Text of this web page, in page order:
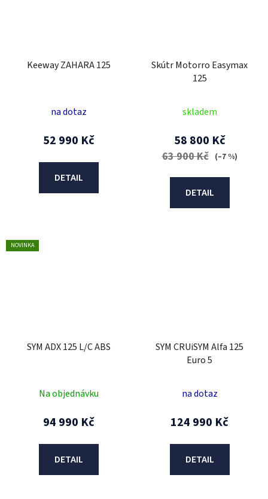
Keeway ZAHARA 125
na dotaz
52 990 Kč
DETAIL
Skútr Motorro Easymax
125
skladem
58 800 Kč
63 900 Kč (–7 %)
DETAIL
NOVINKA
SYM ADX 125 L/C ABS
Na objednávku
94 990 Kč
DETAIL
SYM CRUiSYM Alfa 125
Euro 5
na dotaz
124 990 Kč
DETAIL